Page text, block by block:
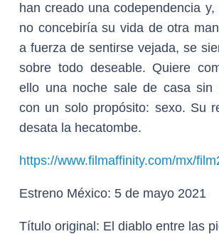
han creado una codependencia
no concebiría su vida de otra
a fuerza de sentirse vejada, se
sobre todo deseable. Quiere
ello una noche sale de casa sin
con un solo propósito: sexo. Su
desata la hecatombe.
https://www.filmaffinity.com/mx/
Estreno México: 5 de mayo 2021
Título original: El diablo entre las